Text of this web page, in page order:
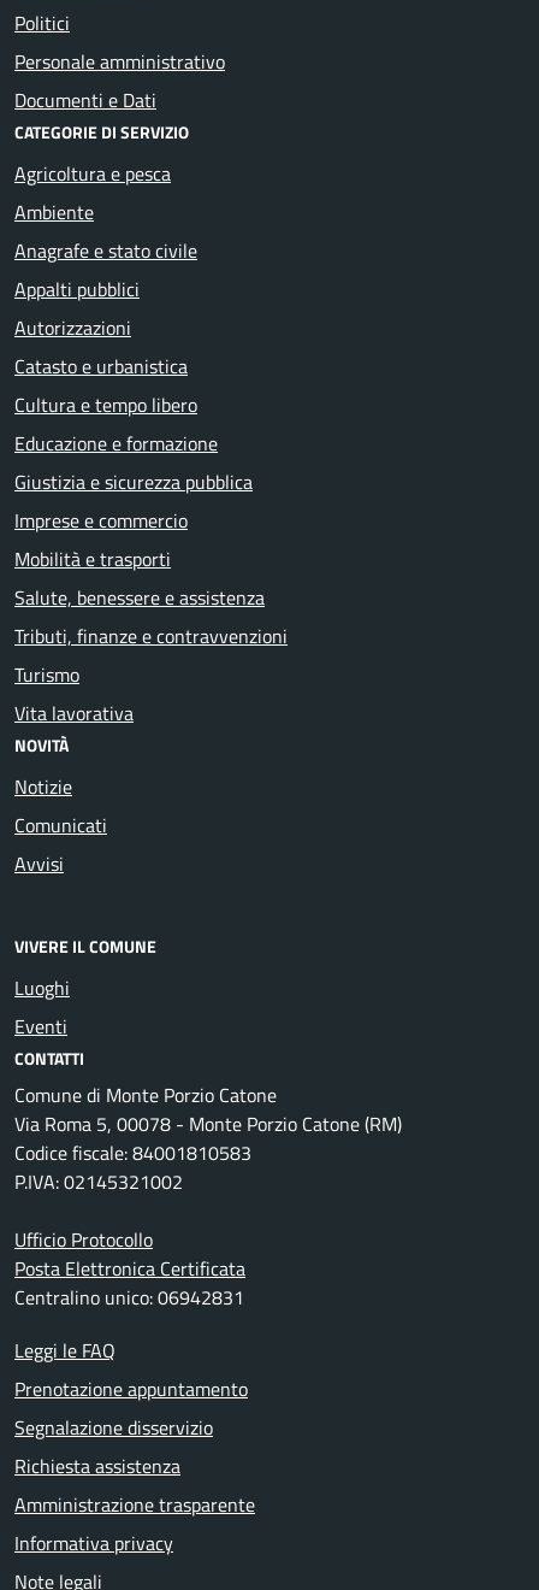
Politici
Personale amministrativo
Documenti e Dati
CATEGORIE DI SERVIZIO
Agricoltura e pesca
Ambiente
Anagrafe e stato civile
Appalti pubblici
Autorizzazioni
Catasto e urbanistica
Cultura e tempo libero
Educazione e formazione
Giustizia e sicurezza pubblica
Imprese e commercio
Mobilità e trasporti
Salute, benessere e assistenza
Tributi, finanze e contravvenzioni
Turismo
Vita lavorativa
NOVITÀ
Notizie
Comunicati
Avvisi
VIVERE IL COMUNE
Luoghi
Eventi
CONTATTI
Comune di Monte Porzio Catone
Via Roma 5, 00078 - Monte Porzio Catone (RM)
Codice fiscale: 84001810583
P.IVA: 02145321002
Ufficio Protocollo
Posta Elettronica Certificata
Centralino unico: 06942831
Leggi le FAQ
Prenotazione appuntamento
Segnalazione disservizio
Richiesta assistenza
Amministrazione trasparente
Informativa privacy
Note legali